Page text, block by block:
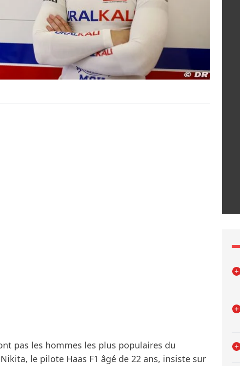
pas les hommes les plus populaires du
le pilote Haas F1 âgé de 22 ans, insiste sur